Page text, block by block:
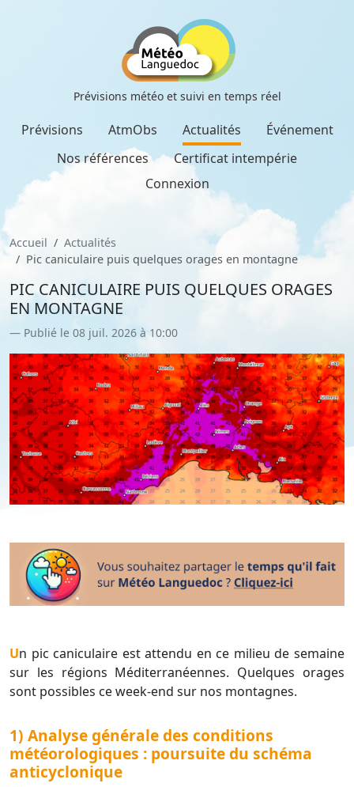
Prévisions météo et suivi en temps réel
Prévisions AtmObs Actualités
Événement
Nos références
Certificat intempérie
Connexion
Accueil
Actualités
Pic caniculaire puis quelques orages en montagne
PIC CANICULAIRE PUIS QUELQUES ORAGES
EN MONTAGNE
Publié le 08 juil. 2026 à 10:00
Un pic caniculaire est attendu en ce milieu de semaine
sur les régions Méditerranéennes. Quelques orages
sont possibles ce week-end sur nos montagnes.
1) Analyse générale des conditions
météorologiques : poursuite du schéma
anticyclonique